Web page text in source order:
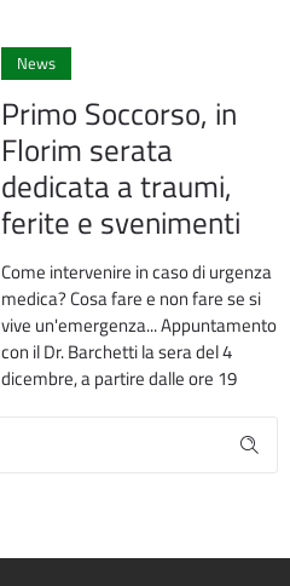
News
Primo Soccorso, in
Florim serata
dedicata a traumi,
ferite e svenimenti
Come intervenire in caso di urgenza
medica? Cosa fare e non fare se si
vive un'emergenza... Appuntamento
con il Dr. Barchetti la sera del 4
dicembre, a partire dalle ore 19